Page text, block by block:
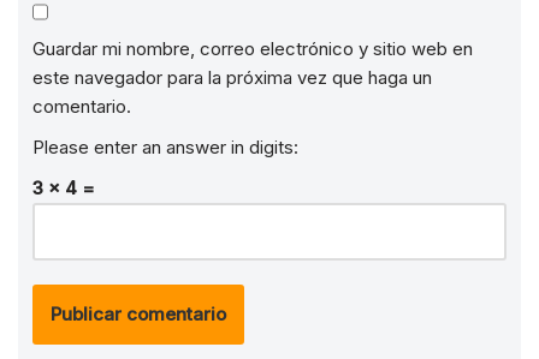
Guardar mi nombre, correo electrónico y sitio web en
este navegador para la próxima vez que haga un
comentario.
Please enter an answer in digits:
3 × 4 =